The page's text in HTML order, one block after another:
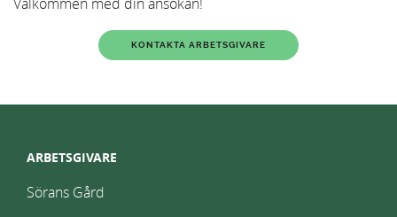
KONTAKTA ARBETSGIVARE
ARBETSGIVARE
Sörans Gård